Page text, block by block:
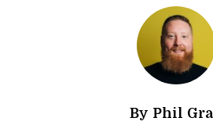
By Phil